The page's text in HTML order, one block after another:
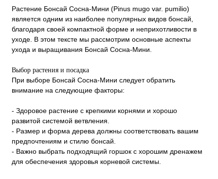
Растение Бонсай Сосна-Мини (Pinus mugo var. pumilio)
является одним из наиболее популярных видов бонсай,
благодаря своей компактной форме и неприхотливости в
уходе. В этом тексте мы рассмотрим основные аспекты
ухода и выращивания Бонсай Сосна-Мини.
Выбор растения и посадка
При выборе Бонсай Сосна-Мини следует обратить
внимание на следующие факторы:
- Здоровое растение с крепкими корнями и хорошо
развитой системой ветвления.
- Размер и форма дерева должны соответствовать вашим
предпочтениям и стилю бонсай.
- Важно выбрать подходящий горшок с хорошим дренажем
для обеспечения здоровья корневой системы.